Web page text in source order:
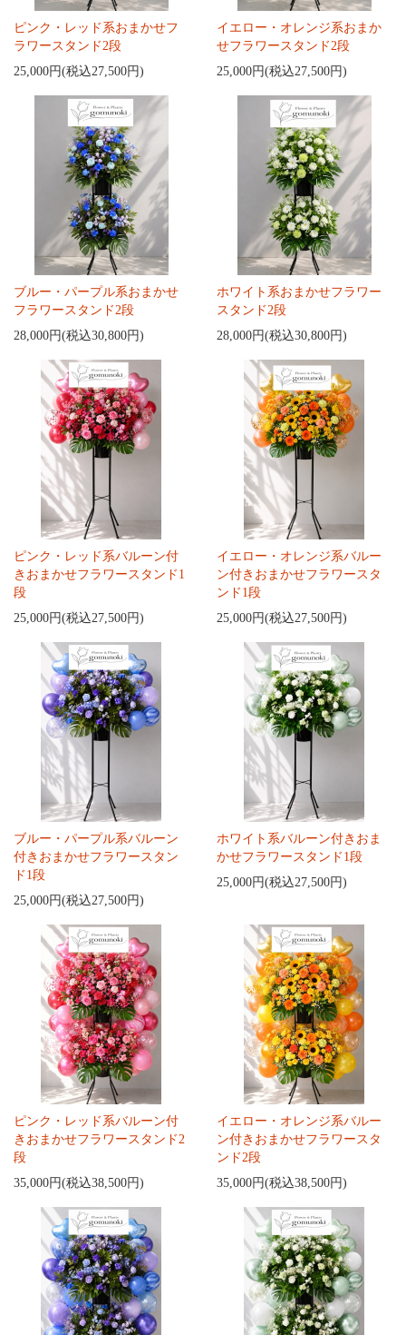
ピンク・レッド系おまかせフ
ラワースタンド2段
25,000円(税込27,500円)
イエロー・オレンジ系おまか
せフラワースタンド2段
25,000円(税込27,500円)
ブルー・パープル系おまかせ
フラワースタンド2段
28,000円(税込30,800円)
ホワイト系おまかせフラワー
スタンド2段
28,000円(税込30,800円)
ピンク・レッド系バルーン付
きおまかせフラワースタンド1
段
25,000円(税込27,500円)
イエロー・オレンジ系バルー
ン付きおまかせフラワースタ
ンド1段
25,000円(税込27,500円)
ブルー・パープル系バルーン
付きおまかせフラワースタン
ド1段
25,000円(税込27,500円)
ホワイト系バルーン付きおま
かせフラワースタンド1段
25,000円(税込27,500円)
ピンク・レッド系バルーン付
きおまかせフラワースタンド2
段
35,000円(税込38,500円)
イエロー・オレンジ系バルー
ン付きおまかせフラワースタ
ンド2段
35,000円(税込38,500円)